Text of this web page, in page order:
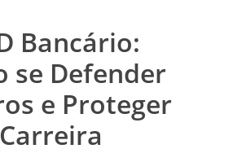
Bancário:
se Defender
e Proteger
Carreira